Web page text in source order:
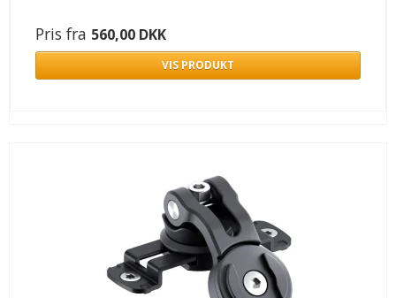
Pris fra 560,00 DKK
VIS PRODUKT